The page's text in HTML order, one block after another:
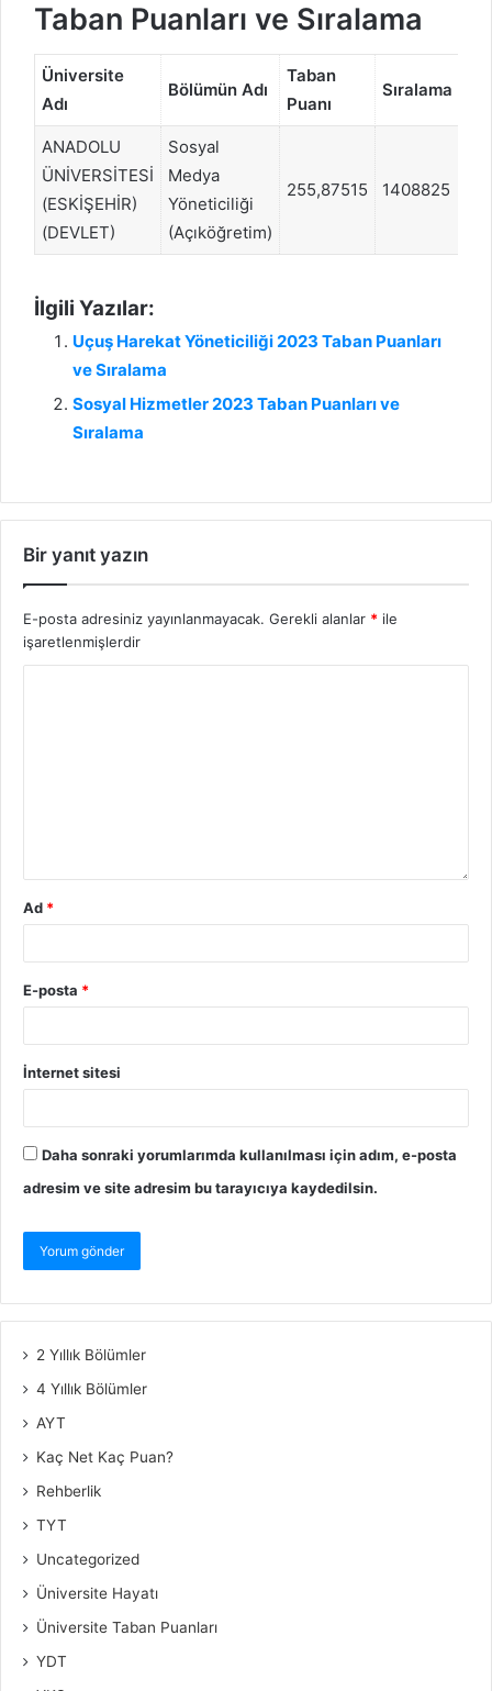
Taban Puanları ve Sıralama
Üniversite
Adı
Bölümün Adı
Taban
Puanı
Sıralama
ANADOLU
ÜNİVERSİTESİ
(ESKİŞEHİR)
(DEVLET)
Sosyal
Medya
Yöneticiliği
(Açıköğretim)
255,87515 1408825
İlgili Yazılar:
Uçuş Harekat Yöneticiliği 2023 Taban Puanları
ve Sıralama
Sosyal Hizmetler 2023 Taban Puanları ve
Sıralama
Bir yanıt yazın
E-posta adresiniz yayınlanmayacak. Gerekli alanlar * ile
işaretlenmişlerdir
Ad *
E-posta *
İnternet sitesi
Daha sonraki yorumlarımda kullanılması için adım, e-posta
adresim ve site adresim bu tarayıcıya kaydedilsin.
2 Yıllık Bölümler
4 Yıllık Bölümler
AYT
Kaç Net Kaç Puan?
Rehberlik
TYT
Uncategorized
Üniversite Hayatı
Üniversite Taban Puanları
YDT